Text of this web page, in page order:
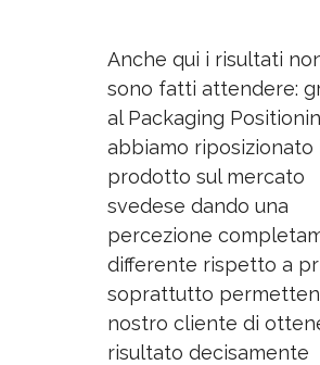
Anche qui i risultati
sono fatti attendere:
al Packaging
abbiamo riposizionato
prodotto sul mercato
svedese dando una
percezione
differente rispetto a
soprattutto
nostro cliente di
risultato decisamente